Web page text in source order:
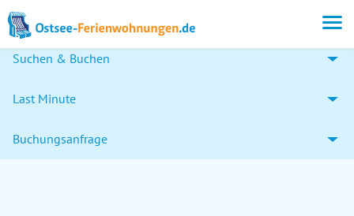
Suchen & Buchen
Last Minute
Buchungsanfrage